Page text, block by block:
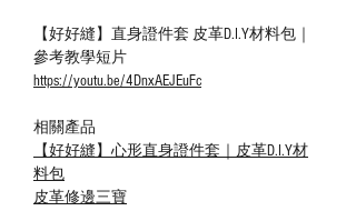
【好好縫】直身證件套 皮革D.I.Y材料包｜
參考教學短片
https://youtu.be/4DnxAEJEuFc
相關產品
【好好縫】心形直身證件套｜皮革D.I.Y材
料包
皮革修邊三寶